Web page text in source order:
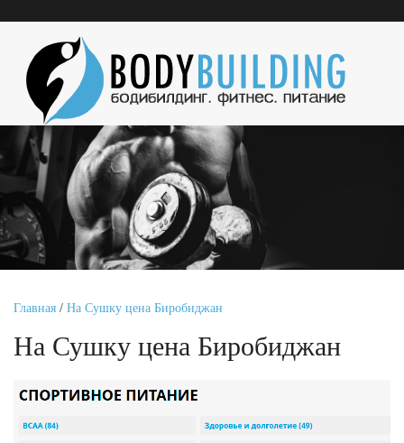
Главная / На Сушку цена Биробиджан
На Сушку цена Биробиджан